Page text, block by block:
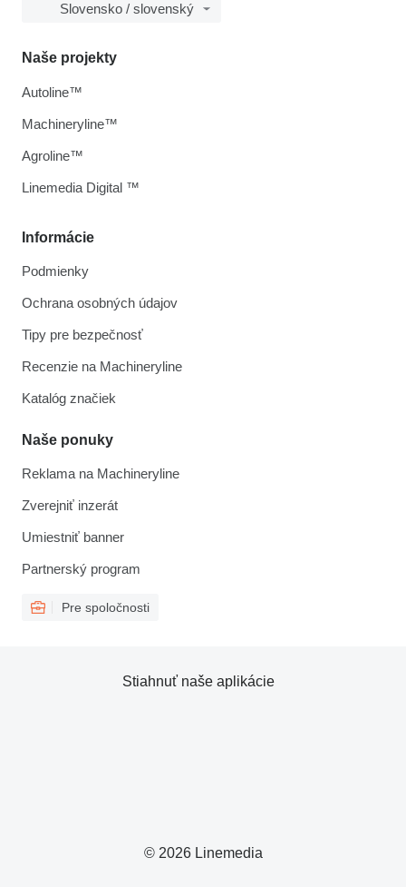
Slovensko / slovenský
Informácie
Podmienky
Ochrana osobných údajov
Tipy pre bezpečnosť
Recenzie na Machineryline
Katalóg značiek
Naše ponuky
Reklama na Machineryline
Zverejniť inzerát
Umiestniť banner
Partnerský program
Pre spoločnosti
Naše projekty
Autoline™
Machineryline™
Agroline™
Linemedia Digital ™
© 2026 Linemedia
Stiahnuť naše aplikácie